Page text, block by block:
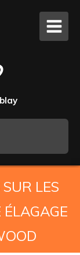
LES